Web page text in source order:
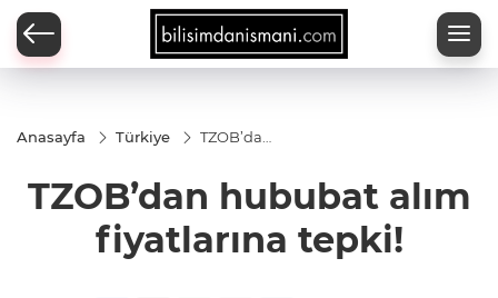
Anasayfa Türkiye
TZOB’dan
fiyatlarına
tepki!
TZOB’dan hububat alım
fiyatlarına tepki!